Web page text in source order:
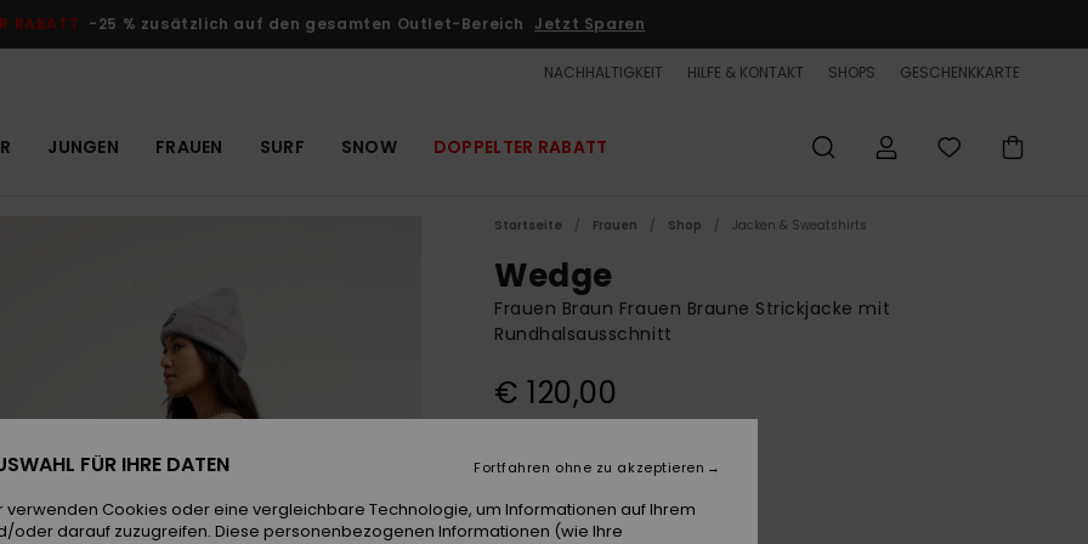
RABATT -25 % zusätzlich auf den gesamten Outlet-Bereich Jetzt Sparen
NACHHALTIGKEIT HILFE & KONTAKT SHOPS GESCHENKKARTE
JUNGEN FRAUEN SURF SNOW DOPPELTER RABATT
Startseite Frauen Shop Jacken & Sweatshirts
Wedge
Frauen Braun Frauen Braune Strickjacke mit
Rundhalsausschnitt
€ 120,00
FarbePine Bark
FÜR IHRE DATEN
verwenden Cookies oder eine vergleichbare Technologie, um Informationen auf Ihrem
oder darauf zuzugreifen. Diese personenbezogenen Informationen (wie Ihre
Fortfahren ohne zu akzeptieren